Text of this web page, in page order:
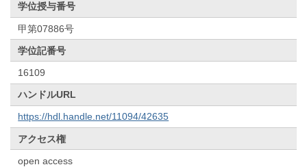
学位授与番号
甲第07886号
学位記番号
16109
ハンドルURL
https://hdl.handle.net/11094/42635
アクセス権
open access